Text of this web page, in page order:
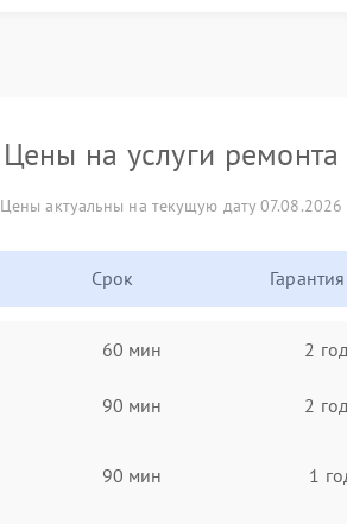
Цены на услуги ремонта
Цены актуальны на текущую дату 07.08.2026
Срок Гарантия
60 мин 2
90 мин 2
90 мин 1